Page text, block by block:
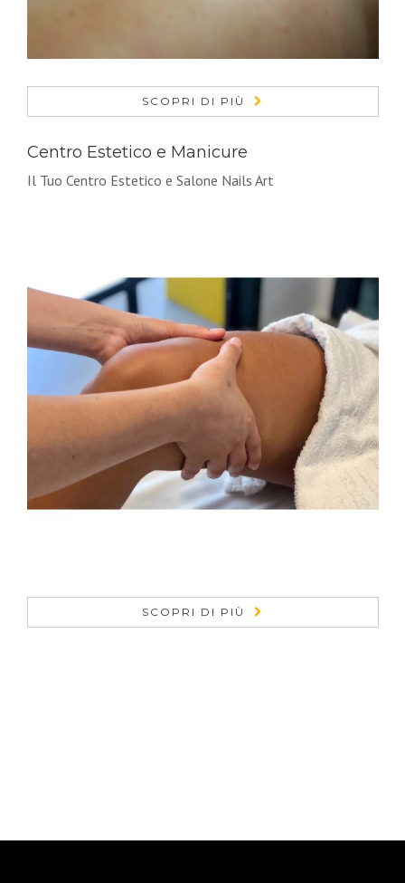
SCOPRI DI PIÙ
Centro Estetico e Manicure
Il Tuo Centro Estetico e Salone Nails Art
SCOPRI DI PIÙ